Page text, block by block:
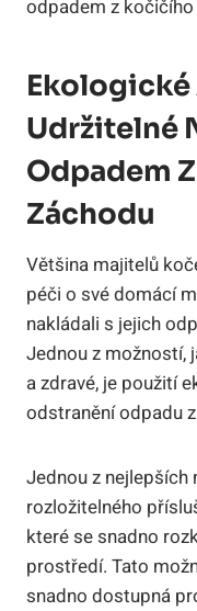
Udržitelné
Odpadem
Záchodu
Většina majitelů
péči o své domácí
nakládali s jejich
Jednou z možností,
a zdravé, je použití
odstranění odpadu
Jednou z
rozložitelného
které se snadno
prostředí. Tato
snadno dostupná